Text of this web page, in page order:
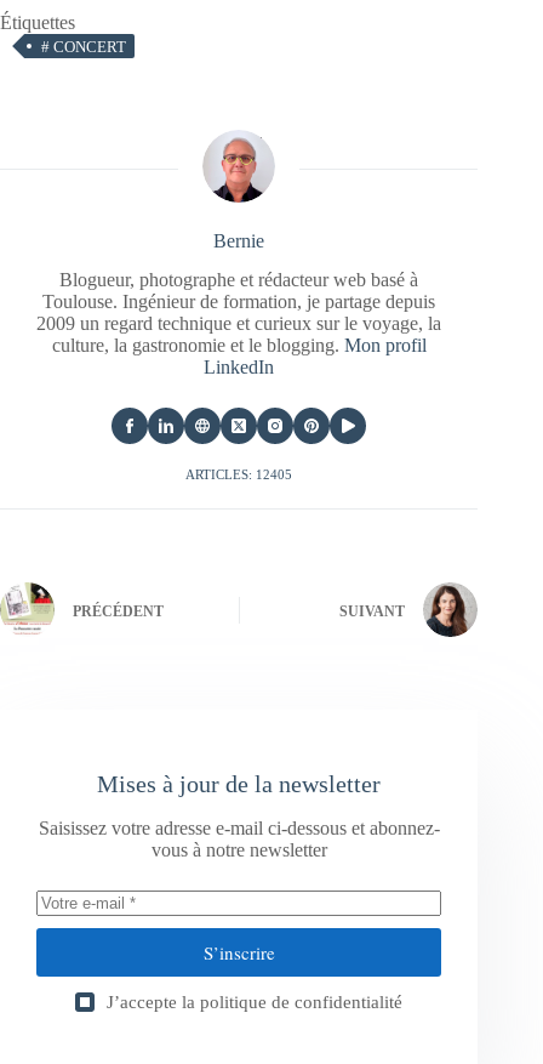
Étiquettes
# CONCERT
Bernie
Blogueur, photographe et rédacteur web basé à
Toulouse. Ingénieur de formation, je partage depuis
2009 un regard technique et curieux sur le voyage, la
culture, la gastronomie et le blogging. Mon profil
LinkedIn
ARTICLES: 12405
PRÉCÉDENT SUIVANT
Mises à jour de la newsletter
Saisissez votre adresse e-mail ci-dessous et abonnez-
vous à notre newsletter
S’inscrire
J’accepte la politique de confidentialité